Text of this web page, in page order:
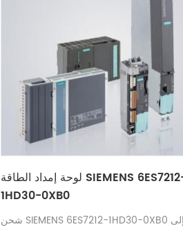
لوحة إمداد الطاقة SIEMENS 6ES7212-
1HD30-0XB0
شحن SIEMENS 6ES7212-1HD30-0XB0 إلى